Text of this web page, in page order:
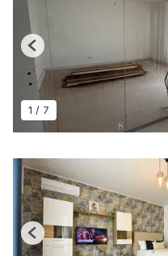
1 / 7
Previous
Previous